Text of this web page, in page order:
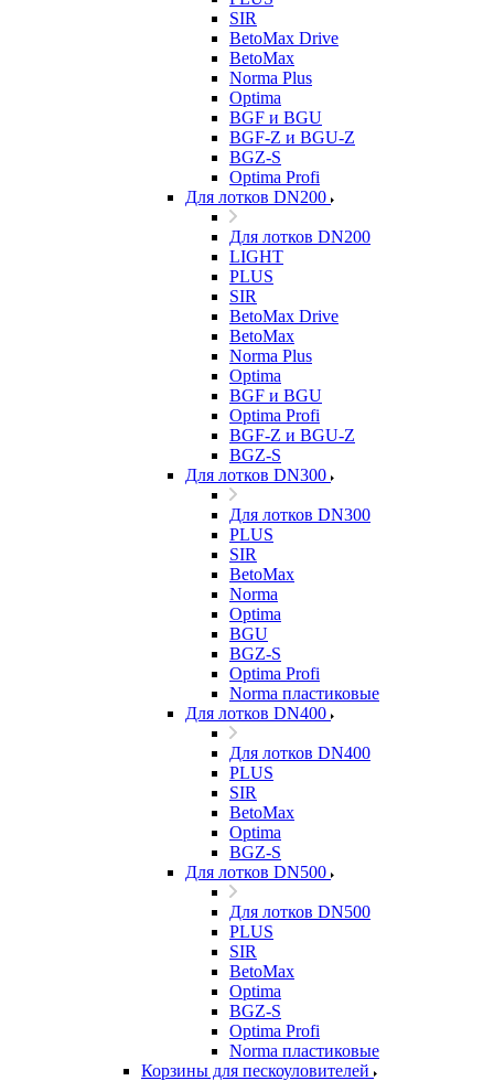
SIR
BetoMax Drive
BetoMax
Norma Plus
Optima
BGF и BGU
BGF-Z и BGU-Z
BGZ-S
Optima Profi
Для лотков DN200
Для лотков DN200
LIGHT
PLUS
SIR
BetoMax Drive
BetoMax
Norma Plus
Optima
BGF и BGU
Optima Profi
BGF-Z и BGU-Z
BGZ-S
Для лотков DN300
Для лотков DN300
PLUS
SIR
BetoMax
Norma
Optima
BGU
BGZ-S
Optima Profi
Norma пластиковые
Для лотков DN400
Для лотков DN400
PLUS
SIR
BetoMax
Optima
BGZ-S
Для лотков DN500
Для лотков DN500
PLUS
SIR
BetoMax
Optima
BGZ-S
Optima Profi
Norma пластиковые
Корзины для пескоуловителей